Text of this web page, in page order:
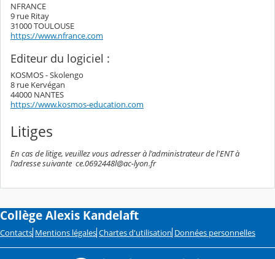
NFRANCE
9 rue Ritay
31000 TOULOUSE
https://www.nfrance.com
Editeur du logiciel :
KOSMOS - Skolengo
8 rue Kervégan
44000 NANTES
https://www.kosmos-education.com
Litiges
En cas de litige, veuillez vous adresser à l'administrateur de l'ENT à
l'adresse suivante ce.0692448l@ac-lyon.fr
Collège Alexis Kandelaft
Contacts Mentions légales Chartes d'utilisation Données personnelles